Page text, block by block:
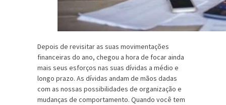
Depois de revisitar as suas movimentações
financeiras do ano, chegou a hora de focar ainda
mais seus esforços nas suas dívidas a médio e
longo prazo. As dívidas andam de mãos dadas
com as nossas possibilidades de organização e
mudanças de comportamento. Quando você tem